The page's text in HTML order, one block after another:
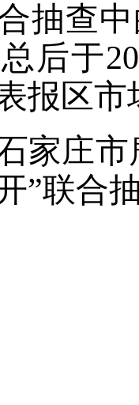
抽查
后于
报区市
家庄市
”联合